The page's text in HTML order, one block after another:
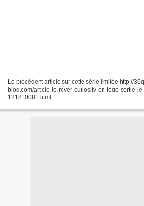
Le précédent article sur cette série limitée http://
blog.com/article-le-rover-curiosity-en-lego-sortie-
121810081.html